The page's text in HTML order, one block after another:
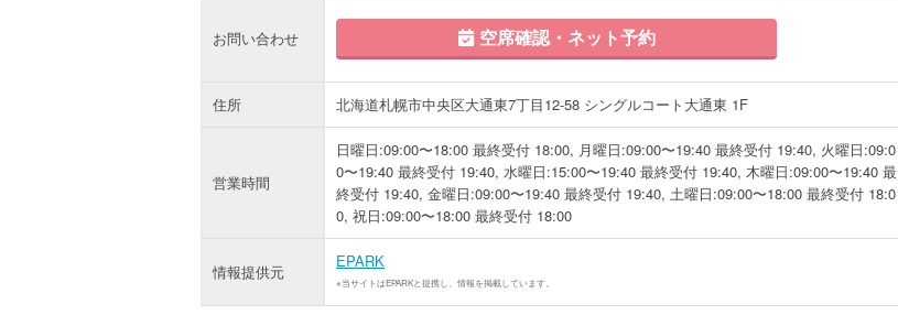
お問い合わせ 空席確認・ネット予約
住所 北海道札幌市中央区大通東7丁目12-58 シングルコート大通東 1F
営業時間
日曜日:09:00〜18:00 最終受付 18:00, 月曜日:09:00〜19:40 最終受付 19:40, 火曜日:09:0
0〜19:40 最終受付 19:40, 水曜日:15:00〜19:40 最終受付 19:40, 木曜日:09:00〜19:40 最
終受付 19:40, 金曜日:09:00〜19:40 最終受付 19:40, 土曜日:09:00〜18:00 最終受付 18:0
0, 祝日:09:00〜18:00 最終受付 18:00
情報提供元
EPARK
※当サイトはEPARKと提携し、情報を掲載しています。